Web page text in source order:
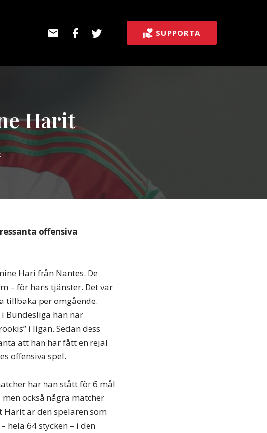
post
Facebook SUPPORTA
Harit
offensiva
Hari från Nantes. De
– för hans tjänster. Det var
tillbaka per omgående.
Bundesliga han när
i ligan. Sedan dess
att han har fått en rejäl
offensiva spel.
har han stått för 6 mål
också några matcher
är den spelaren som
hela 64 stycken – i den